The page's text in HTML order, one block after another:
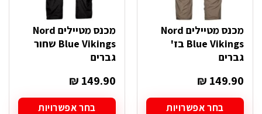
מכנס מטיילים Nord
Blue Vikings בז'
גברים
₪ 149.90
בחר אפשרויות
מכנס מטיילים Nord
Blue Vikings שחור
גברים
₪ 149.90
בחר אפשרויות